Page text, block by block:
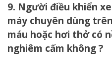
9. Người điều khiển
máy chuyên dùng
máu hoặc hơi thở có
nghiêm cấm không ?